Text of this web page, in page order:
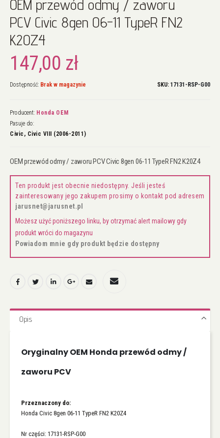
początek
galerii
OEM przewód odmy / zaworu
PCV Civic 8gen 06-11 TypeR FN2
K20Z4
147,00 zł
Dostępność: Brak w magazynie SKU 17131-RSP-G00
Producent: Honda OEM
Pasuje do:
Civic, Civic VIII (2006-2011)
OEM przewód odmy / zaworu PCV Civic 8gen 06-11 TypeR FN2 K20Z4
Ten produkt jest obecnie niedostępny. Jeśli jesteś
zainteresowany jego zakupem prosimy o kontakt pod adresem
jarusnet@jarusnet.pl
Możesz użyć poniższego linku, by otrzymać alert mailowy gdy
produkt wróci do magazynu
Powiadom mnie gdy produkt będzie dostępny
Opis
Oryginalny OEM Honda przewód odmy /
zaworu PCV
Przeznaczony do:
Honda Civic 8gen 06-11 TypeR FN2 K20Z4
Nr części: 17131-RSP-G00